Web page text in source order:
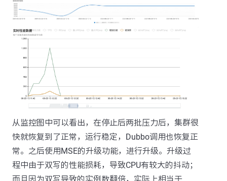
从监控图中可以看出，在停止后两批压力后，集群很
快就恢复到了正常，运行稳定，Dubbo调用也恢复正
常。之后使用MSE的升级功能，进行升级。升级过
程中由于双写的性能损耗，导致CPU有较大的抖动；